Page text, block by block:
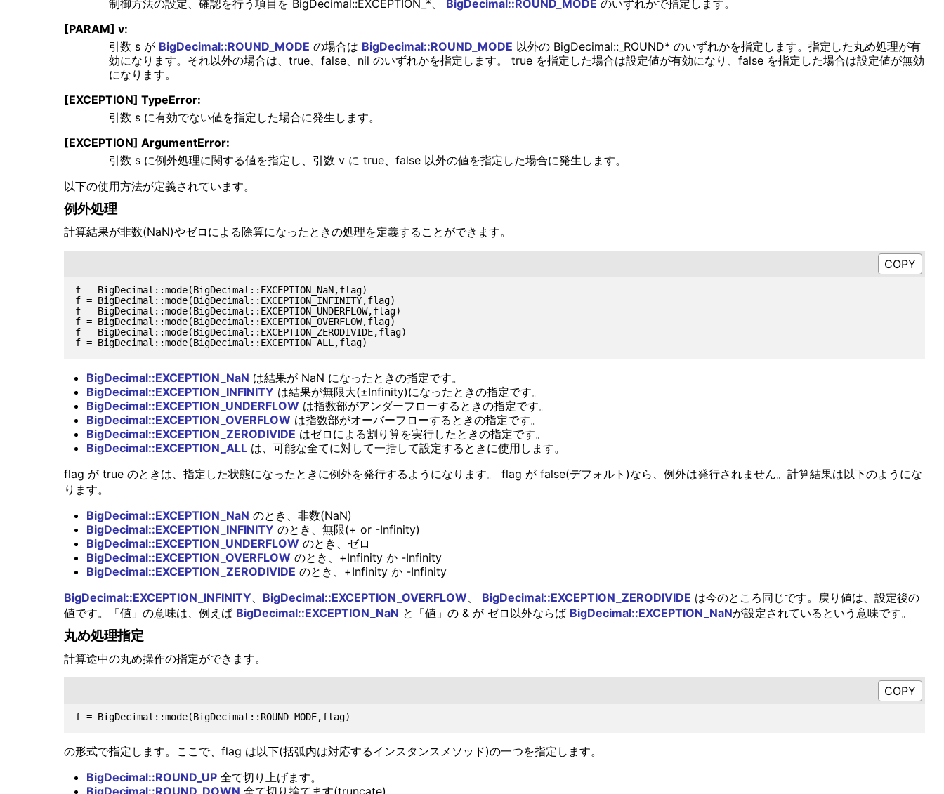
制御方法の設定、確認を行う項目を BigDecimal::EXCEPTION_*、 BigDecimal::ROUND_MODE のいずれかで指定します。
[PARAM] v:
引数 s が BigDecimal::ROUND_MODE の場合は BigDecimal::ROUND_MODE 以外の BigDecimal::_ROUND* のいずれかを指定します。指定した丸め処理が有
効になります。それ以外の場合は、true、false、nil のいずれかを指定します。 true を指定した場合は設定値が有効になり、false を指定した場合は設定値が無効
になります。
[EXCEPTION] TypeError:
引数 s に有効でない値を指定した場合に発生します。
[EXCEPTION] ArgumentError:
引数 s に例外処理に関する値を指定し、引数 v に true、false 以外の値を指定した場合に発生します。
以下の使用方法が定義されています。
例外処理
計算結果が非数(NaN)やゼロによる除算になったときの処理を定義することができます。
f = BigDecimal::mode(BigDecimal::EXCEPTION_NaN,flag)
f = BigDecimal::mode(BigDecimal::EXCEPTION_INFINITY,flag)
f = BigDecimal::mode(BigDecimal::EXCEPTION_UNDERFLOW,flag)
f = BigDecimal::mode(BigDecimal::EXCEPTION_OVERFLOW,flag)
f = BigDecimal::mode(BigDecimal::EXCEPTION_ZERODIVIDE,flag)
BigDecimal::EXCEPTION_NaN は結果が NaN になったときの指定です。
BigDecimal::EXCEPTION_INFINITY は結果が無限大(±Infinity)になったときの指定です。
BigDecimal::EXCEPTION_UNDERFLOW は指数部がアンダーフローするときの指定です。
BigDecimal::EXCEPTION_OVERFLOW は指数部がオーバーフローするときの指定です。
BigDecimal::EXCEPTION_ZERODIVIDE はゼロによる割り算を実行したときの指定です。
BigDecimal::EXCEPTION_ALLは、可能な全てに対して一括して設定するときに使用します。
flag が true のときは、指定した状態になったときに例外を発行するようになります。 flag が false(デフォルト)なら、例外は発行されません。計算結果は以下のようにな
ります。
BigDecimal::EXCEPTION_NaN のとき、非数(NaN)
BigDecimal::EXCEPTION_INFINITY のとき、無限(+ or -Infinity)
BigDecimal::EXCEPTION_UNDERFLOW のとき、ゼロ
BigDecimal::EXCEPTION_OVERFLOW のとき、+Infinity か -Infinity
BigDecimal::EXCEPTION_ZERODIVIDE のとき、+Infinity か -Infinity
BigDecimal::EXCEPTION_INFINITY
BigDecimal::EXCEPTION_OVERFLOW BigDecimal::EXCEPTION_ZERODIVIDE は今のところ同じです。戻り値は、設定後の
値です。「値」の意味は、例えば BigDecimal::EXCEPTION_NaN と「値」の & が ゼロ以外ならば BigDecimal::EXCEPTION_NaNが設定されているという意味です。
丸め処理指定
計算途中の丸め操作の指定ができます。
の形式で指定します。ここで、flag は以下(括弧内は対応するインスタンスメソッド)の一つを指定します。
BigDecimal::ROUND_UP全て切り上げます。
BigDecimal::ROUND_DOWN 全て切り捨てます(truncate)。